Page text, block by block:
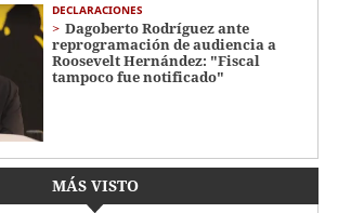
DECLARACIONES
Dagoberto Rodríguez ante
reprogramación de audiencia a
Roosevelt Hernández: "Fiscal
tampoco fue notificado"
MÁS VISTO